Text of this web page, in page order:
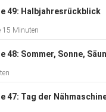
verliert man im Jahr?
in Deutschland
(unfertige Projekte)
49: Halbjahresrückblick
15 Minuten
48: Sommer, Sonne,
47: Tag der